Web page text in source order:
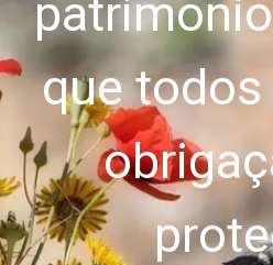
fazer
as